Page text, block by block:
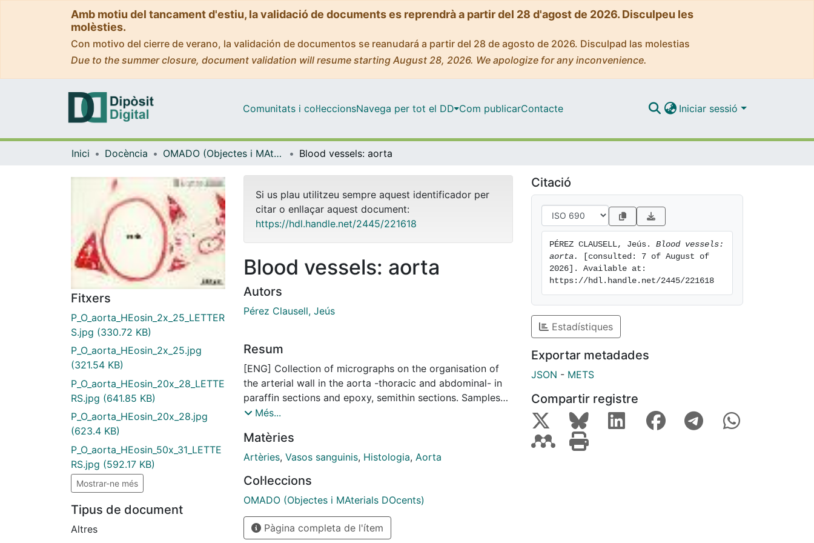
Amb motiu del tancament d'estiu, la validació de documents es reprendrà a partir del 28 d'agost de 2026. Disculpeu les
molèsties.
Con motivo del cierre de verano, la validación de documentos se reanudará a partir del 28 de agosto de 2026. Disculpad las molestias
Due to the summer closure, document validation will resume starting August 28, 2026. We apologize for any inconvenience.
Comunitats i col·leccionsNavega per tot el DD Com publicarContacte Iniciar sessió
Inici Docència OMADO (Objectes i MAterials DOcents) Blood vessels: aorta
Fitxers
P_O_aorta_HEosin_2x_25_LETTER
S.jpg (330.72 KB)
P_O_aorta_HEosin_2x_25.jpg
(321.54 KB)
P_O_aorta_HEosin_20x_28_LETTE
RS.jpg (641.85 KB)
P_O_aorta_HEosin_20x_28.jpg
(623.4 KB)
P_O_aorta_HEosin_50x_31_LETTE
RS.jpg (592.17 KB)
Mostrar-ne més
Tipus de document
Altres
Si us plau utilitzeu sempre aquest identificador per
citar o enllaçar aquest document:
https://hdl.handle.net/2445/221618
Blood vessels: aorta
Autors
Pérez Clausell, Jeús
Resum
[ENG] Collection of micrographs on the organisation of
the arterial wall in the aorta -thoracic and abdominal- in
paraffin sections and epoxy, semithin sections. Samples
from rats and other species. The three tunicae -intima,
pattern of elastic fibres in the tunica media. [CAT]
Col·lecció de micrografies de l'organització de la paret de
semifins de resina epoxy. Mostres de rata i altres
espècies. Es mostren les tres túniques (íntima, mitjana i
adventícia) amb la laminació característica de les fibres
elàstiques en la túnica mitjana.
Més...
Matèries
Artèries, Vasos sanguinis, Histologia, Aorta
Col·leccions
OMADO (Objectes i MAterials DOcents)
Pàgina completa de l'ítem
Citació
PÉREZ CLAUSELL, Jeús. Blood vessels:
aorta.
[consulted: 7 of August of
2026]. Available at:
https://hdl.handle.net/2445/221618
Estadístiques
Exportar metadades
JSON - METS
Compartir registre